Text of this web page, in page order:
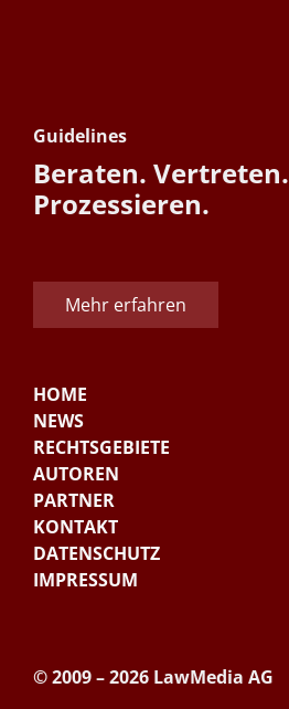
Guidelines
Beraten. Vertreten.
Prozessieren.
Mehr erfahren
HOME
NEWS
RECHTSGEBIETE
AUTOREN
PARTNER
KONTAKT
DATENSCHUTZ
IMPRESSUM
© 2009 – 2026 LawMedia AG